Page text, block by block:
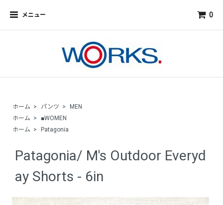
メニュー 0
ホーム > パンツ >
MEN
ホーム >
■WOMEN
ホーム > Patagonia
Patagonia/ M's Outdoor Everyd
ay Shorts - 6in